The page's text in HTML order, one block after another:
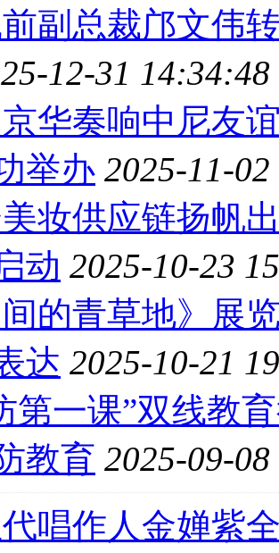
前副总裁邝文伟
12-31 14:34:48
京华奏响中尼友
举办 2025-11-
美妆供应链扬帆
动 2025-10-23
间的青草地》展
达 2025-10-21
第一课”双线教
教育 2025-09-
代唱作人金婵紫